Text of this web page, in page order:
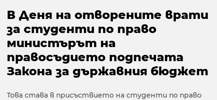
В Деня на отворените врати
за студенти по право
министърът на
правосъдието подпечата
Закона за държавния бюджет
Това става в присъствието на студенти по право